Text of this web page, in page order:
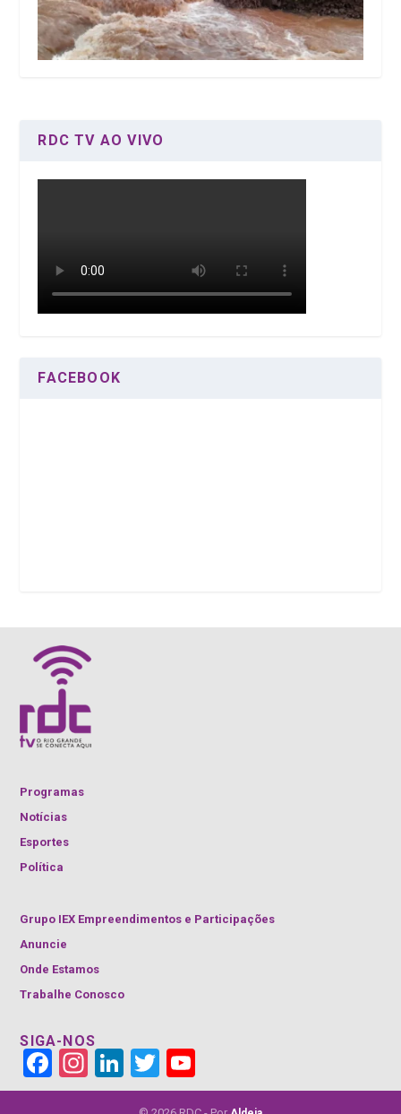
RDC TV AO VIVO
FACEBOOK
Programas
Notícias
Esportes
Política
Grupo IEX Empreendimentos e Participações
Anuncie
Onde Estamos
Trabalhe Conosco
SIGA-NOS
Face
book
Insta
gra
m
Link
edIn
Twitt
er
Cha